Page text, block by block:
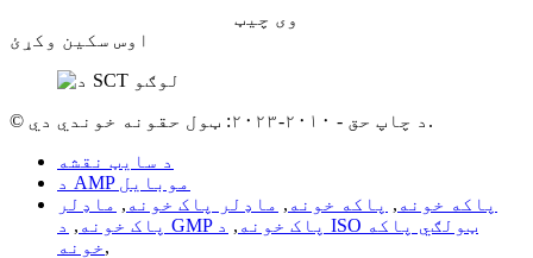
وی چیټ
اوس سکین وکړئ
© د چاپ حق - ۲۰۱۰-۲۰۲۳: ټول حقونه خوندي دي.
د سایټ نقشه
د AMP موبایل
پاکه خونه , پاکه خونه , ماډلر پاک خونه , ماډلر
پاک خونه , د GMP پاک خونه , د ISO ټولګي پاکه
خونه,